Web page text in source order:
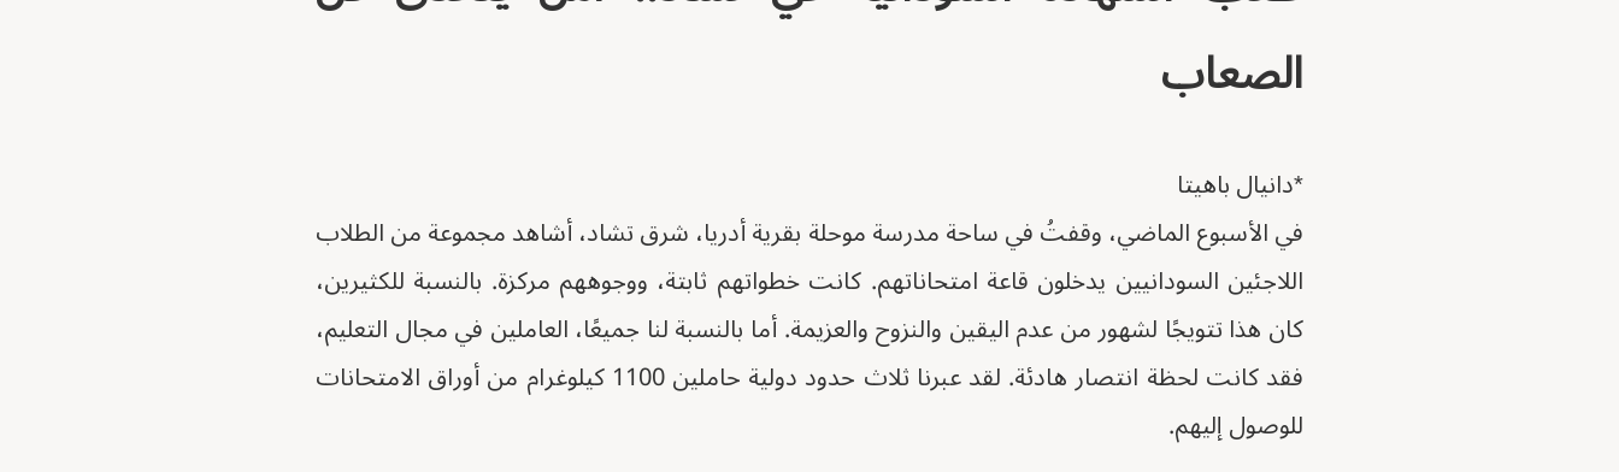
الصعاب
*دانيال باهيتا
في الأسبوع الماضي، وقفتُ في ساحة مدرسة موحلة بقرية أدريا، شرق تشاد، أشاهد مجموعة من الطلاب
اللاجئين السودانيين يدخلون قاعة امتحاناتهم. كانت خطواتهم ثابتة، ووجوههم مركزة. بالنسبة للكثيرين،
كان هذا تتويجًا لشهور من عدم اليقين والنزوح والعزيمة. أما بالنسبة لنا جميعًا، العاملين في مجال التعليم،
فقد كانت لحظة انتصار هادئة. لقد عبرنا ثلاث حدود دولية حاملين 1100 كيلوغرام من أوراق الامتحانات
للوصول إليهم.